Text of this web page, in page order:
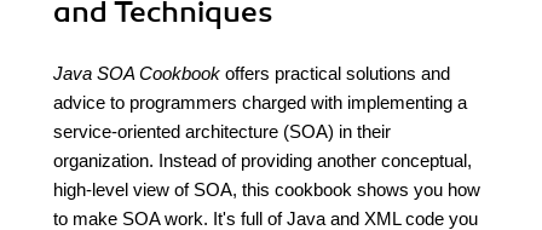
and Techniques
Java SOA Cookbook offers practical solutions and
advice to programmers charged with implementing a
service-oriented architecture (SOA) in their
organization. Instead of providing another conceptual,
high-level view of SOA, this cookbook shows you how
to make SOA work. It's full of Java and XML code you